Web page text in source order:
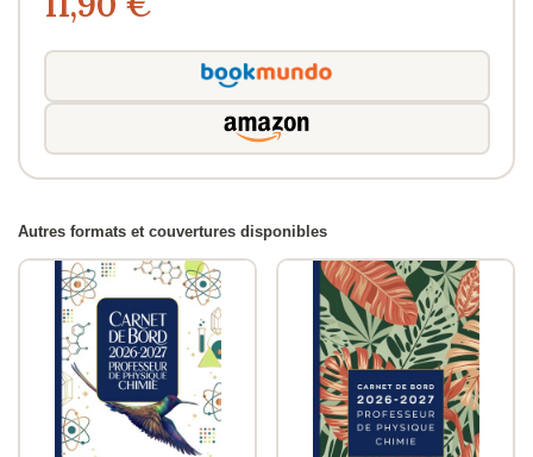
Autres formats et couvertures disponibles